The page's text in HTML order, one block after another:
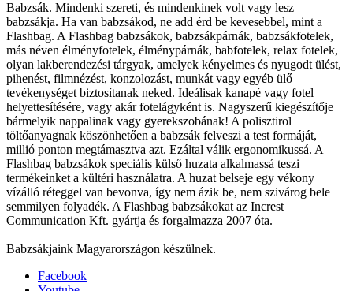
Babzsák. Mindenki szereti, és mindenkinek volt vagy lesz
babzsákja. Ha van babzsákod, ne add érd be kevesebbel, mint a
Flashbag. A Flashbag babzsákok, babzsákpárnák, babzsákfotelek,
más néven élményfotelek, élménypárnák, babfotelek, relax fotelek,
olyan lakberendezési tárgyak, amelyek kényelmes és nyugodt ülést,
pihenést, filmnézést, konzolozást, munkát vagy egyéb ülő
tevékenységet biztosítanak neked. Ideálisak kanapé vagy fotel
helyettesítésére, vagy akár fotelágyként is. Nagyszerű kiegészítője
bármelyik nappalinak vagy gyerekszobának! A polisztirol
töltőanyagnak köszönhetően a babzsák felveszi a test formáját,
millió ponton megtámasztva azt. Ezáltal válik ergonomikussá. A
Flashbag babzsákok speciális külső huzata alkalmassá teszi
termékeinket a kültéri használatra. A huzat belseje egy vékony
vízálló réteggel van bevonva, így nem ázik be, nem szivárog bele
semmilyen folyadék. A Flashbag babzsákokat az Increst
Communication Kft. gyártja és forgalmazza 2007 óta.
Babzsákjaink Magyarországon készülnek.
Facebook